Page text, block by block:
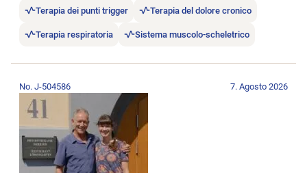
Terapia dei punti trigger Terapia del dolore cronico
Terapia respiratoria Sistema muscolo-scheletrico
No. J-504586 7. Agosto 2026